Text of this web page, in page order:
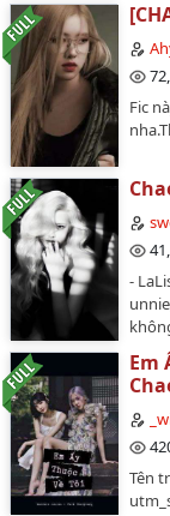
thêm
được
phù
đắng
Fic
-
ở
bất
coi là
Em
Tên